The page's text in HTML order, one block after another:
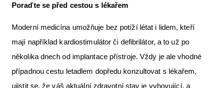
Poraďte se před cestou s lékařem
Moderní medicína umožňuje bez potíží létat i lidem, kteří
mají například kardiostimulátor či defibrilátor, a to už po
několika dnech od implantace přístroje. Vždy je ale vhodné
případnou cestu letadlem dopředu konzultovat s lékařem,
ujistit se, že váš aktuální zdravotní stav je vyhovující, a